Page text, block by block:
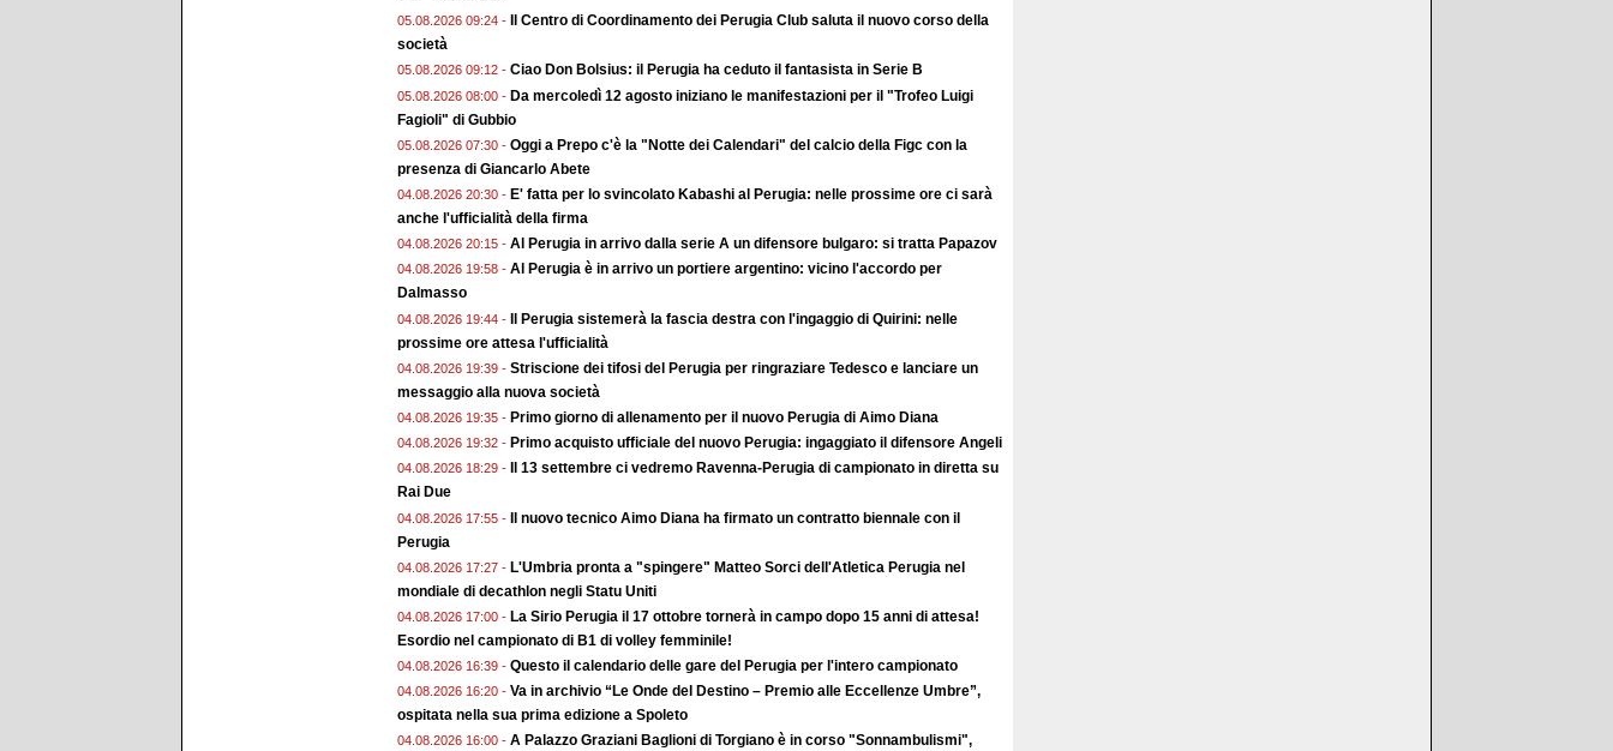
05.08.2026 09:24 -
Il Centro di Coordinamento dei Perugia Club saluta il nuovo corso della
società
05.08.2026 09:12 - Ciao Don Bolsius: il Perugia ha ceduto il fantasista in Serie B
05.08.2026 08:00 - Da mercoledì 12 agosto iniziano le manifestazioni per il "Trofeo Luigi
Fagioli" di Gubbio
05.08.2026 07:30 - Oggi a Prepo c'è la "Notte dei Calendari" del calcio della Figc con la
presenza di Giancarlo Abete
04.08.2026 20:30 - E' fatta per lo svincolato Kabashi al Perugia: nelle prossime ore ci sarà
anche l'ufficialità della firma
04.08.2026 20:15 - Al Perugia in arrivo dalla serie A un difensore bulgaro: si tratta Papazov
04.08.2026 19:58 - Al Perugia è in arrivo un portiere argentino: vicino l'accordo per
Dalmasso
04.08.2026 19:44 - Il Perugia sistemerà la fascia destra con l'ingaggio di Quirini: nelle
prossime ore attesa l'ufficialità
04.08.2026 19:39 - Striscione dei tifosi del Perugia per ringraziare Tedesco e lanciare un
messaggio alla nuova società
04.08.2026 19:35 - Primo giorno di allenamento per il nuovo Perugia di Aimo Diana
04.08.2026 19:32 - Primo acquisto ufficiale del nuovo Perugia: ingaggiato il difensore Angeli
04.08.2026 18:29 -
Il 13 settembre ci vedremo Ravenna-Perugia di campionato in diretta su
Rai Due
04.08.2026 17:55 - Il nuovo tecnico Aimo Diana ha firmato un contratto biennale con il
Perugia
04.08.2026 17:27 - L'Umbria pronta a "spingere" Matteo Sorci dell'Atletica Perugia nel
mondiale di decathlon negli Statu Uniti
04.08.2026 17:00 - La Sirio Perugia il 17 ottobre tornerà in campo dopo 15 anni di attesa!
Esordio nel campionato di B1 di volley femminile!
04.08.2026 16:39 - Questo il calendario delle gare del Perugia per l'intero campionato
04.08.2026 16:20 - Va in archivio “Le Onde del Destino – Premio alle Eccellenze Umbre”,
ospitata nella sua prima edizione a Spoleto
04.08.2026 16:00 - A Palazzo Graziani Baglioni di Torgiano è in corso "Sonnambulismi",